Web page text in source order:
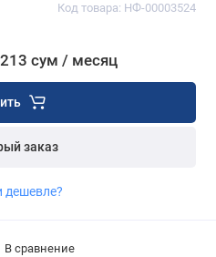
Код товара: НФ-00003524
сум / месяц
заказ
дешевле?
В сравнение